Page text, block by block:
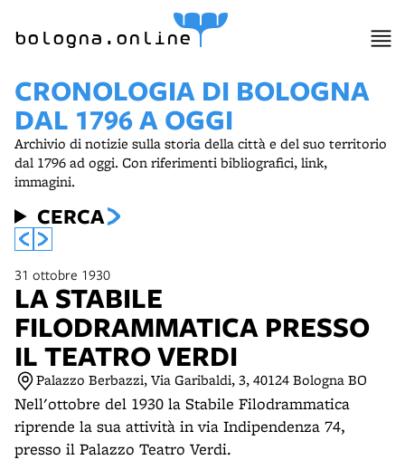
bologna.online
CRONOLOGIA DI BOLOGNA
DAL 1796 A OGGI
Archivio di notizie sulla storia della città e del suo territorio
dal 1796 ad oggi. Con riferimenti bibliografici, link,
immagini.
CERCA
31 ottobre 1930
LA STABILE
FILODRAMMATICA PRESSO
IL TEATRO VERDI
Palazzo Berbazzi, Via Garibaldi, 3, 40124 Bologna BO
Nell'ottobre del 1930 la Stabile Filodrammatica
riprende la sua attività in via Indipendenza 74,
presso il Palazzo Teatro Verdi.